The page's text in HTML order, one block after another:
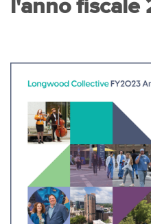
l'anno fiscale